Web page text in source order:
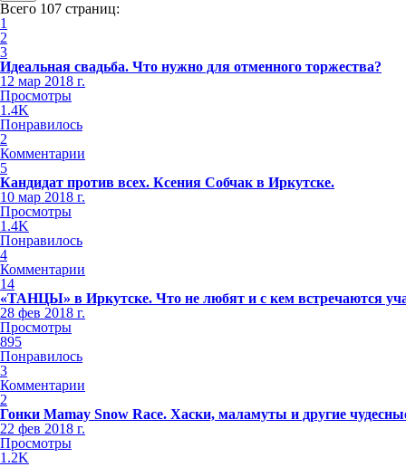
Всего 107 страниц:
1
2
3
Идеальная свадьба. Что нужно для отменного торжества?
12 мар 2018 г.
Просмотры
1.4K
Понравилось
2
Комментарии
5
Кандидат против всех. Ксения Собчак в Иркутске.
10 мар 2018 г.
Просмотры
1.4K
Понравилось
4
Комментарии
14
«ТАНЦЫ» в Иркутске. Что не любят и с кем встречаются
28 фев 2018 г.
Просмотры
895
Понравилось
3
Комментарии
2
Гонки Mamay Snow Race. Хаски, маламуты и другие
22 фев 2018 г.
Просмотры
1.2K